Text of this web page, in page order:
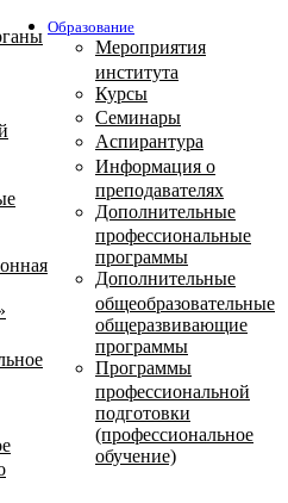
Образование
Мероприятия
института
Курсы
Семинары
Аспирантура
Информация о
преподавателях
Дополнительные
профессиональные
программы
Дополнительные
общеобразовательные
общеразвивающие
программы
Программы
профессиональной
подготовки
(профессиональное
обучение)